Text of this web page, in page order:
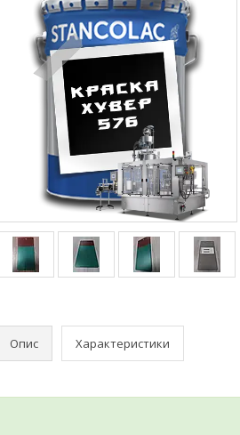
Опис Характеристики